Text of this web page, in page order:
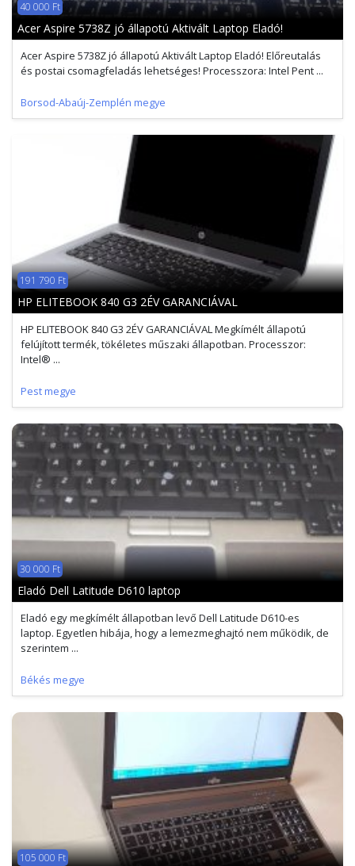
40 000 Ft
Acer Aspire 5738Z jó állapotú Aktivált Laptop Eladó!
Acer Aspire 5738Z jó állapotú Aktivált Laptop Eladó! Előreutalás
és postai csomagfeladás lehetséges! Processzora: Intel Pent ...
Borsod-Abaúj-Zemplén megye
191 790 Ft
HP ELITEBOOK 840 G3 2ÉV GARANCIÁVAL
HP ELITEBOOK 840 G3 2ÉV GARANCIÁVAL Megkímélt állapotú
felújított termék, tökéletes műszaki állapotban. Processzor:
Intel® ...
Pest megye
30 000 Ft
Eladó Dell Latitude D610 laptop
Eladó egy megkímélt állapotban levő Dell Latitude D610-es
laptop. Egyetlen hibája, hogy a lemezmeghajtó nem működik, de
szerintem ...
Békés megye
105 000 Ft